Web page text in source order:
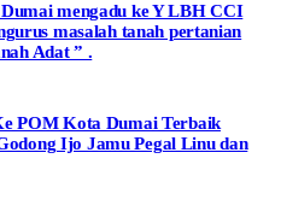
mengadu ke Y LBH CCI
masalah tanah pertanian
Adat ” .
POM Kota Dumai Terbaik
Ijo Jamu Pegal Linu dan